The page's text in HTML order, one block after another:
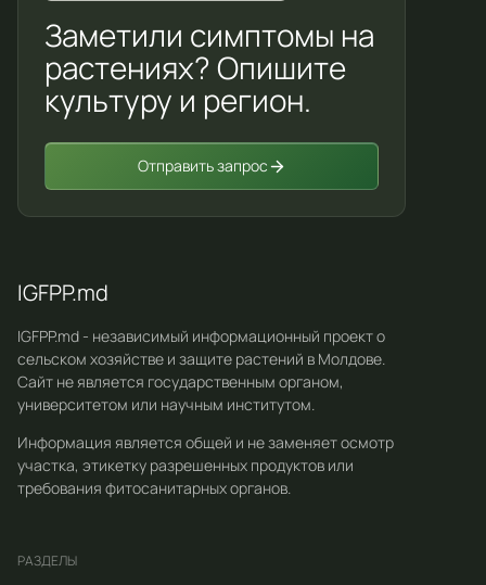
Заметили симптомы на
растениях? Опишите
культуру и регион.
Отправить запрос
IGFPP.md
IGFPP.md - независимый информационный проект о
сельском хозяйстве и защите растений в Молдове.
Сайт не является государственным органом,
университетом или научным институтом.
Информация является общей и не заменяет осмотр
участка, этикетку разрешенных продуктов или
требования фитосанитарных органов.
РАЗДЕЛЫ